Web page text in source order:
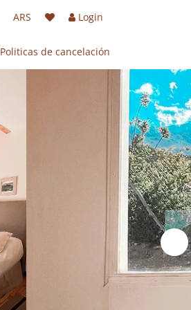
ARS Login
Politicas de cancelación